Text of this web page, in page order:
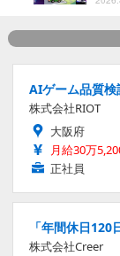
AIゲーム品質
株式会社RIOT
大阪府
月給30万
正社員
「年間休日
株式会社Creer